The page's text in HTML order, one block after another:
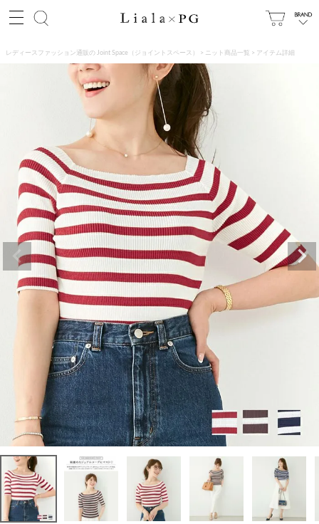
レディースファッション通販の Joint Space（ジョイントスペース） ニット商品一覧 アイテム詳細